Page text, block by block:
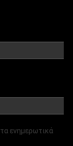
ενημερωτικά